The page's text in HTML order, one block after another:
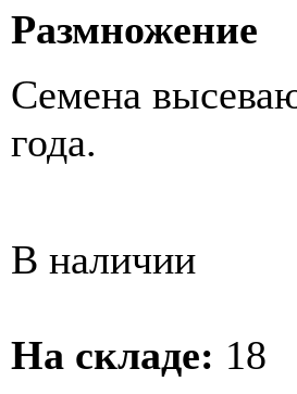
Размножение
Семена
года.
В наличии
На складе: 18